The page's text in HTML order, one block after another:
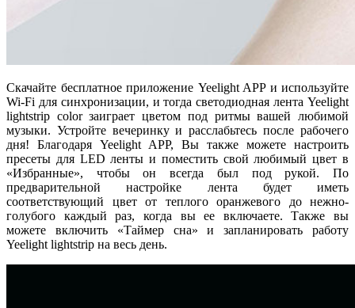
Скачайте бесплатное приложение Yeelight APP и используйте
Wi-Fi для синхронизации, и тогда светодиодная лента Yeelight
lightstrip color заиграет цветом под ритмы вашей любимой
музыки. Устройте вечеринку и расслабьтесь после рабочего
дня! Благодаря Yeelight APP, Вы также можете настроить
пресеты для LED ленты и поместить свой любимый цвет в
«Избранные», чтобы он всегда был под рукой. По
предварительной настройке лента будет иметь
соответствующий цвет от теплого оранжевого до нежно-
голубого каждый раз, когда вы ее включаете. Также вы
можете включить «Таймер сна» и запланировать работу
Yeelight lightstrip на весь день.